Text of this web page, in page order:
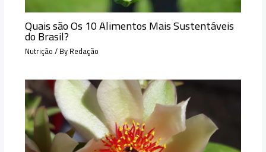
Quais são Os 10 Alimentos Mais Sustentáveis
do Brasil?
Nutrição/ ByRedação